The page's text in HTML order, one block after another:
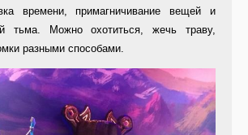
времени, примагничивание вещей и
тьма. Можно охотиться, жечь траву,
разными способами.